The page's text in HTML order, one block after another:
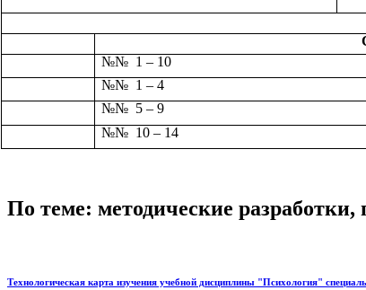
№№ 1 – 10
№№ 1 – 4
№№ 5 – 9
№№ 10 – 14
По теме: методические
Технологическая карта изучения учебной дисциплины "Психология"